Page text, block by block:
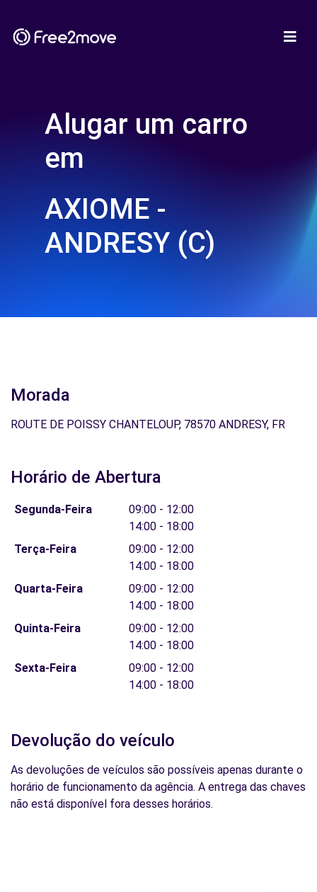
Alugar um carro
em
AXIOME -
ANDRESY (C)
Morada
ROUTE DE POISSY CHANTELOUP, 78570 ANDRESY, FR
Horário de Abertura
Segunda-Feira
09:00 - 12:00
14:00 - 18:00
Terça-Feira
09:00 - 12:00
14:00 - 18:00
Quarta-Feira
09:00 - 12:00
14:00 - 18:00
Quinta-Feira
09:00 - 12:00
14:00 - 18:00
Sexta-Feira
09:00 - 12:00
14:00 - 18:00
Devolução do veículo
As devoluções de veículos são possíveis apenas durante o
horário de funcionamento da agência. A entrega das chaves
não está disponível fora desses horários.